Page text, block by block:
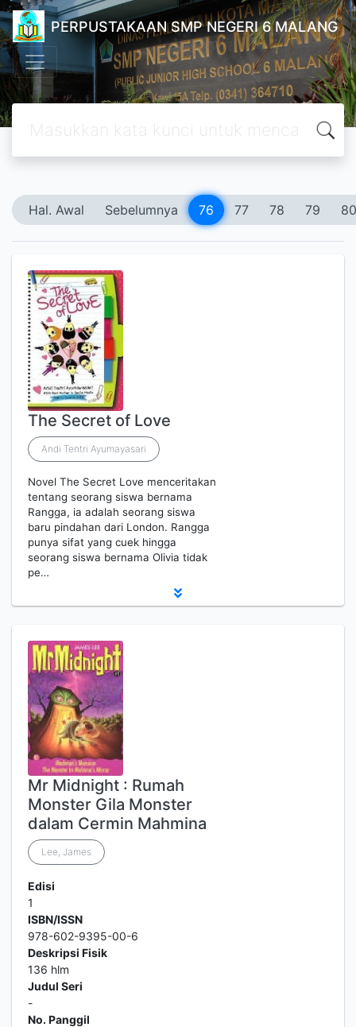
PERPUSTAKAAN SMP NEGERI 6 MALANG
Hal. Awal Sebelumnya 76 77 78 79 80
The Secret of Love
Andi Tentri Ayumayasari
Novel The Secret Love menceritakan
tentang seorang siswa bernama
Rangga, ia adalah seorang siswa
baru pindahan dari London. Rangga
punya sifat yang cuek hingga
seorang siswa bernama Olivia tidak
pe…
Mr Midnight : Rumah
Monster Gila Monster
dalam Cermin Mahmina
Lee, James
Edisi
1
ISBN/ISSN
978-602-9395-00-6
Deskripsi Fisik
136 hlm
Judul Seri
-
No. Panggil